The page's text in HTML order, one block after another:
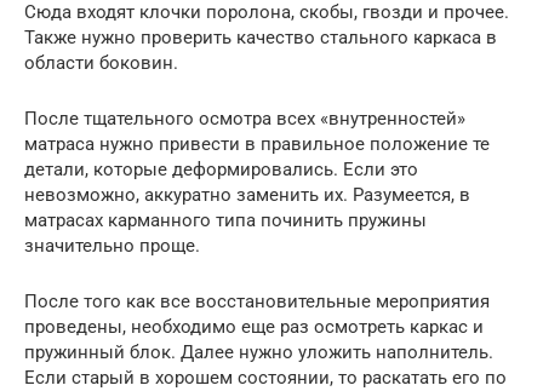
Сюда входят клочки поролона, скобы, гвозди и прочее.
Также нужно проверить качество стального каркаса в
области боковин.
​​После тщательного осмотра всех «внутренностей»
матраса нужно привести в правильное положение те
детали, которые деформировались. Если это
невозможно, аккуратно заменить их. Разумеется, в
матрасах карманного типа починить пружины
значительно проще.
После того как все восстановительные мероприятия
проведены, необходимо еще раз осмотреть каркас и
пружинный блок. Далее нужно уложить наполнитель.
Если старый в хорошем состоянии, то раскатать его по